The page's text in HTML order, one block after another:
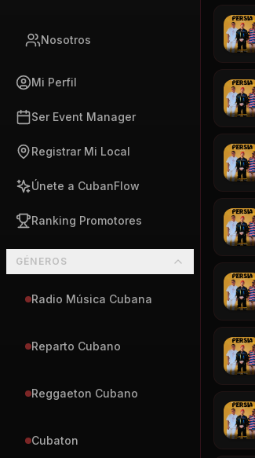
Nosotros
Mi Perfil
Ser Event Manager
Registrar Mi Local
Únete a CubanFlow
Ranking Promotores
GÉNEROS
Radio Música Cubana
Reparto Cubano
Reggaeton Cubano
Cubaton